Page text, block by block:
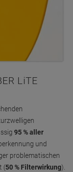
LiTE
95 % aller
und
problematischen
(50 % Filterwirkung).